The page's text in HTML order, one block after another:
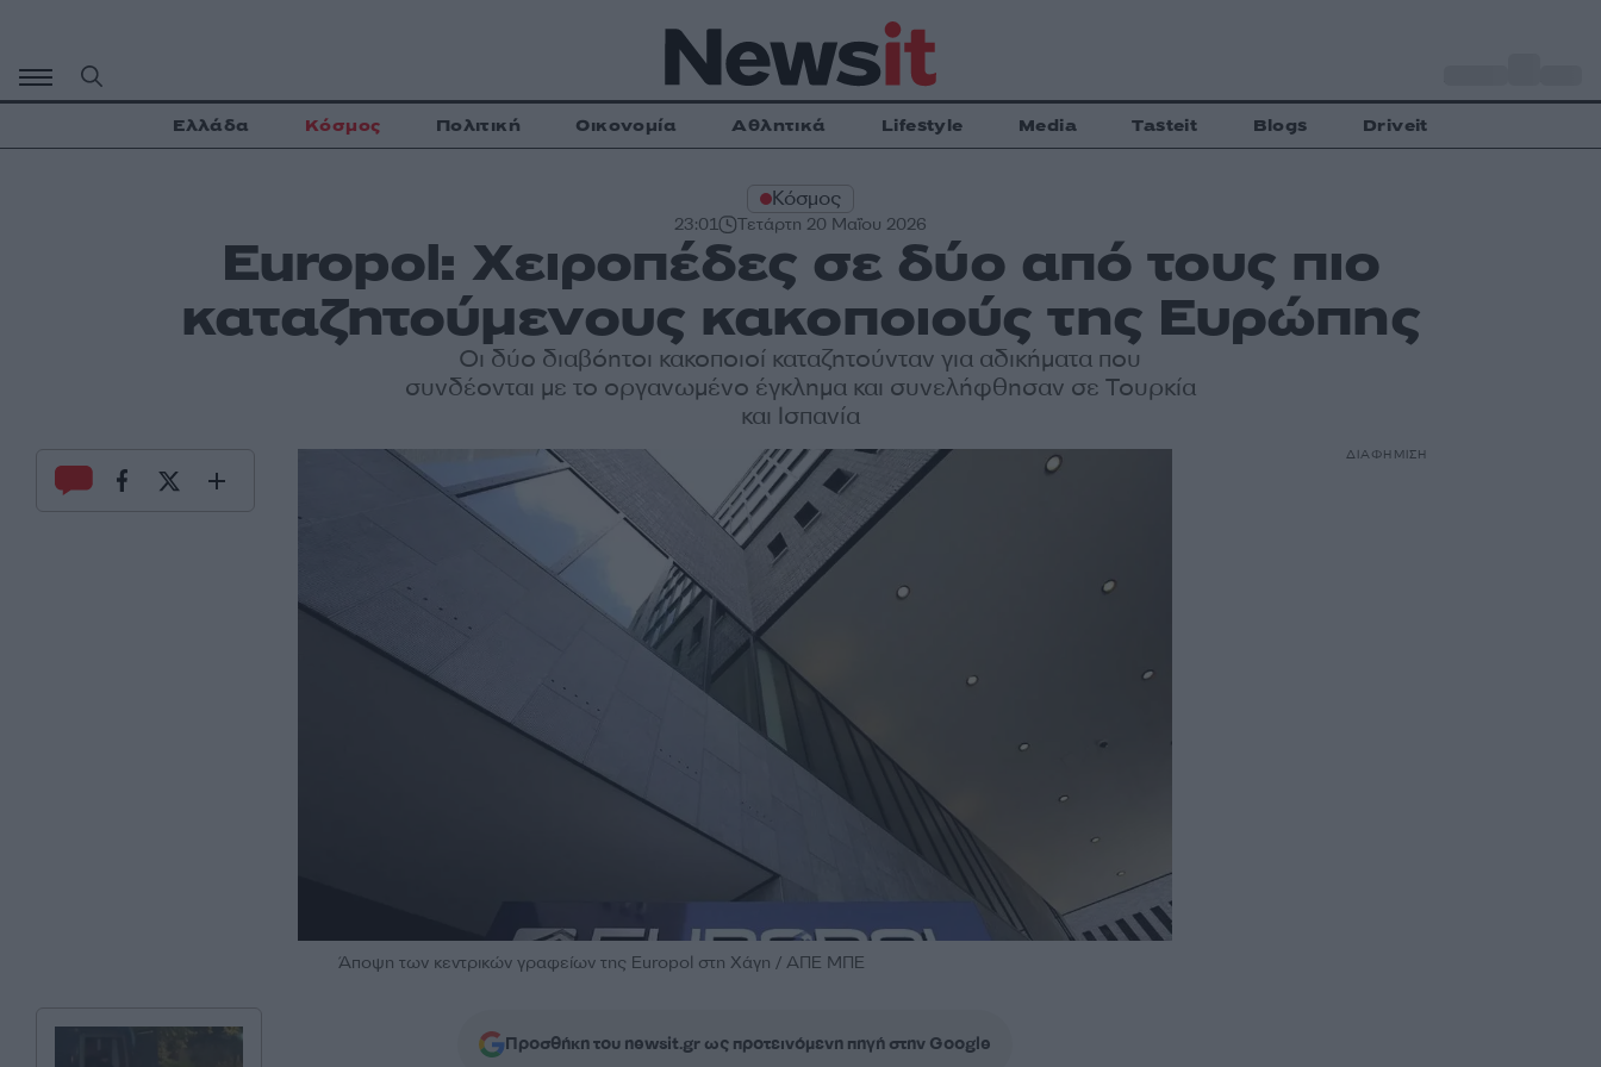
περιεχόμενο
Ελλάδα Κόσμος Πολιτική Οικονομία Αθλητικά Lifestyle Media Tasteit Blogs Driveit
Κόσμος
23:01 Τετάρτη 20 Μαΐου 2026
Europol: Χειροπέδες σε δύο από τους πιο
καταζητούμενους κακοποιούς της Ευρώπης
Οι δύο διαβόητοι κακοποιοί καταζητούνταν για αδικήματα που
συνδέονται με το οργανωμένο έγκλημα και συνελήφθησαν σε Τουρκία
και Ισπανία
Άποψη των κεντρικών γραφείων της Europol στη Χάγη / ΑΠΕ ΜΠΕ
Προσθήκη του newsit.gr ως προτεινόμενη πηγή στην Google
ΔΙΑΦΗΜΙΣΗ